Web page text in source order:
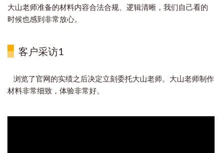
大山老师准备的材料内容合法合规、逻辑清晰，我们自己看的
时候也感到非常放心。
客户采访1
浏览了官网的实绩之后决定立刻委托大山老师。大山老师制作
材料非常细致，体验非常好。